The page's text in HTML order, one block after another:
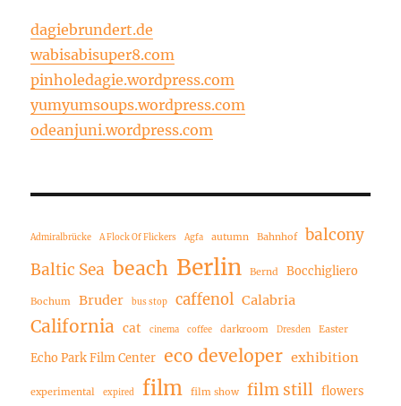
dagiebrundert.de
wabisabisuper8.com
pinholedagie.wordpress.com
yumyumsoups.wordpress.com
odeanjuni.wordpress.com
Admiralbrücke A Flock Of Flickers Agfa autumn Bahnhof
balcony
Baltic Sea beach Berlin Bernd Bocchigliero
Bochum Bruder bus stop caffenol Calabria
California cat cinema coffee darkroom Dresden Easter
Echo Park Film Center eco developer exhibition
experimental expired film film show film still flowers